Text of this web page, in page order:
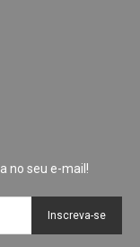
no seu e-mail!
Inscreva-se